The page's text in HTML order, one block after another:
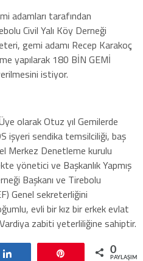
adamları tarafından
Civil Yalı Köy Derneği
gemi adamı Recep Karakoç
yapılarak 180 BİN GEMİ
istiyor.
olarak Otuz yıl Gemilerde
işyeri sendika temsilciliği, baş
Merkez Denetleme kurulu
yönetici ve Başkanlık Yapmış
Başkanı ve Tirebolu
Genel sekreterliğini
evli bir kız bir erkek evlat
zabiti yeterliliğine sahiptir.
0